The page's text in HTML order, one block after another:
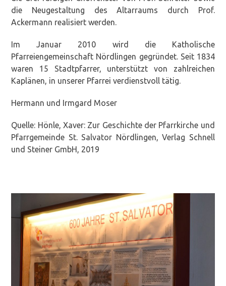
die Neugestaltung des Altarraums durch Prof.
Ackermann realisiert werden.
Im Januar 2010 wird die Katholische
Pfarreiengemeinschaft Nördlingen gegründet. Seit 1834
waren 15 Stadtpfarrer, unterstützt von zahlreichen
Kaplänen, in unserer Pfarrei verdienstvoll tätig.
Hermann und Irmgard Moser
Quelle: Hönle, Xaver: Zur Geschichte der Pfarrkirche und
Pfarrgemeinde St. Salvator Nördlingen, Verlag Schnell
und Steiner GmbH, 2019